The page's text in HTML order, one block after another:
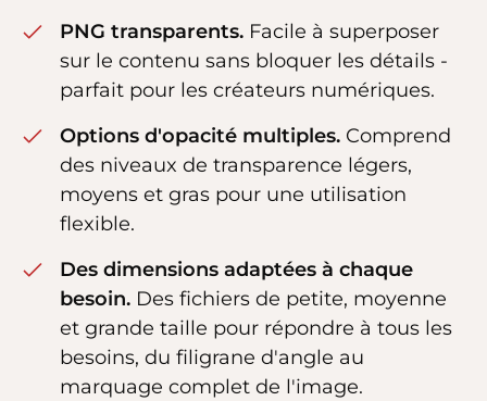
PNG transparents. Facile à superposer
sur le contenu sans bloquer les détails -
parfait pour les créateurs numériques.
Options d'opacité multiples. Comprend
des niveaux de transparence légers,
moyens et gras pour une utilisation
flexible.
Des dimensions adaptées à chaque
besoin. Des fichiers de petite, moyenne
et grande taille pour répondre à tous les
besoins, du filigrane d'angle au
marquage complet de l'image.